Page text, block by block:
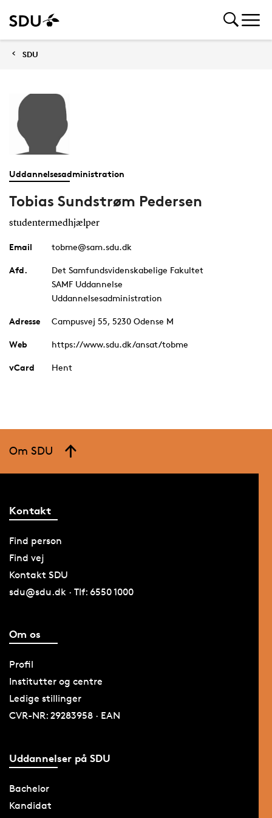
SDU
Uddannelsesadministration
Tobias Sundstrøm Pedersen
studentermedhjælper
Email tobme@sam.sdu.dk
Afd.
Det Samfundsvidenskabelige Fakultet
SAMF Uddannelse
Uddannelsesadministration
Adresse Campusvej 55, 5230 Odense M
Web https://www.sdu.dk/ansat/tobme
vCard Hent
Om SDU
Kontakt
Find person
Find vej
Kontakt SDU
sdu@sdu.dk · Tlf: 6550 1000
Om os
Profil
Institutter og centre
Ledige stillinger
CVR-NR: 29283958 · EAN
Uddannelser på SDU
Bachelor
Kandidat